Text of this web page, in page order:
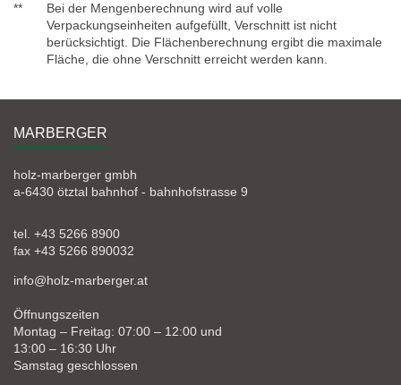
**
Bei der Mengenberechnung wird auf volle
Verpackungseinheiten aufgefüllt, Verschnitt ist nicht
berücksichtigt. Die Flächenberechnung ergibt die maximale
Fläche, die ohne Verschnitt erreicht werden kann.
MARBERGER
holz-marberger gmbh
a-6430 ötztal bahnhof - bahnhofstrasse 9
tel. +43 5266 8900
fax +43 5266 890032
info@holz-marberger.at
Öffnungszeiten
Montag – Freitag: 07:00 – 12:00 und
13:00 – 16:30 Uhr
Samstag geschlossen